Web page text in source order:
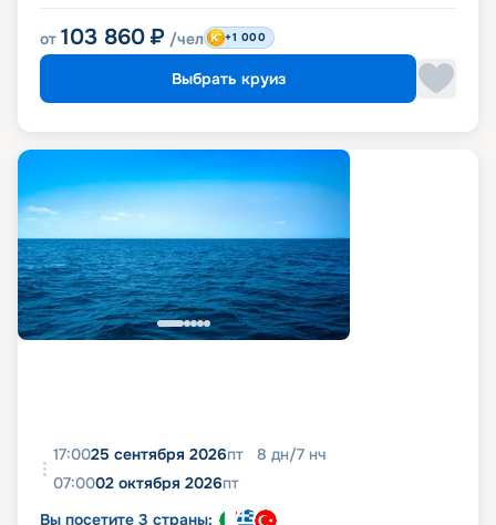
от 103 860 ₽ /чел +1 000
Выбрать круиз
17:0025 сентября 2026пт 8 дн/7 нч
07:0002 октября 2026пт
Вы посетите 3 страны: